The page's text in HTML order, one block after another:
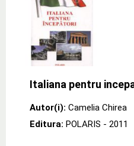
Italiana pentru
Autor(i): Camelia Chirea
Editura: POLARIS - 2011